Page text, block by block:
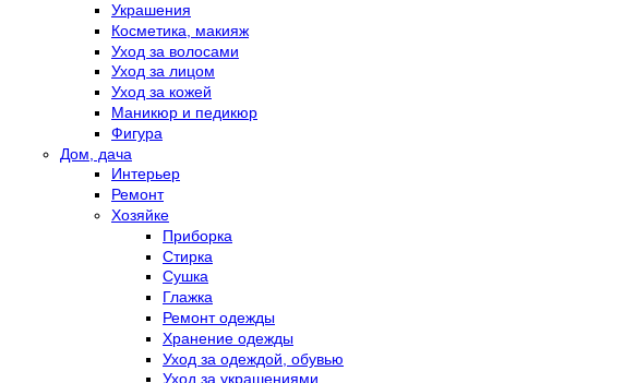
Украшения
Косметика, макияж
Уход за волосами
Уход за лицом
Уход за кожей
Маникюр и педикюр
Фигура
Дом, дача
Интерьер
Ремонт
Хозяйке
Приборка
Стирка
Сушка
Глажка
Ремонт одежды
Хранение одежды
Уход за одеждой, обувью
Уход за украшениями